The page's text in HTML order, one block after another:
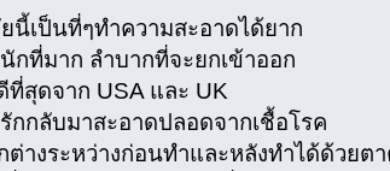
นี้เป็นที่ๆทำความสะอาดได้ยาก
ที่มาก ลำบากที่จะยกเข้าออก
ที่สุดจาก USA และ UK
กลับมาสะอาดปลอดจากเชื้อโรค
างระหว่างก่อนทำและหลังทำได้ด้วยต